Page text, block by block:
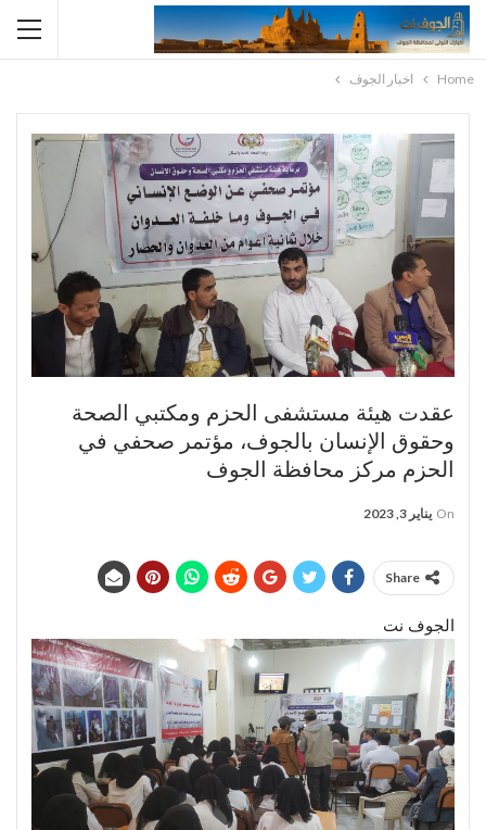
Home اخبار الجوف
عقدت هيئة مستشفى الحزم ومكتبي الصحة
وحقوق الإنسان بالجوف، مؤتمر صحفي في
الحزم مركز محافظة الجوف
On يناير 3, 2023
Share
الجوف نت